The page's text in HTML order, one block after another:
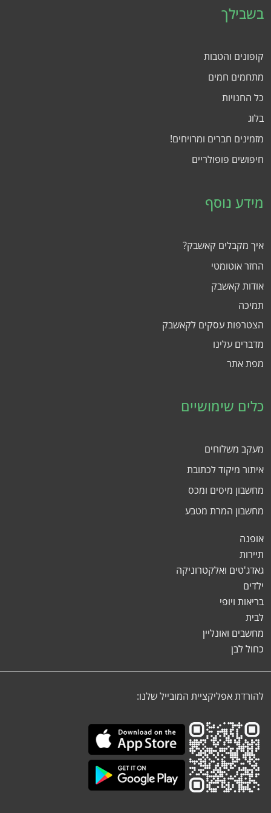
בשבילך
קופונים והטבות
מתחמים חמים
כל החנויות
בלוג
מזמינים חברים ומרויחים!
חיפושים פופולריים
מידע נוסף
איך מקבלים קאשבק?
החזר אוטומטי
אודות קאשבק
תמיכה
הצטרפות עסקים לקאשבק
מדברים עלינו
מפת אתר
כלים שימושיים
מעקב משלוחים
איתור מיקוד לכתובת
מחשבון מיסים ומכס
מחשבון המרת מטבע
אופנה
תיירות
גאדג'טים ואלקטרוניקה
ילדים
בריאות ויופי
לבית
מחשבים ואונליין
כחול לבן
להורדת אפליקציית המובייל שלנו: